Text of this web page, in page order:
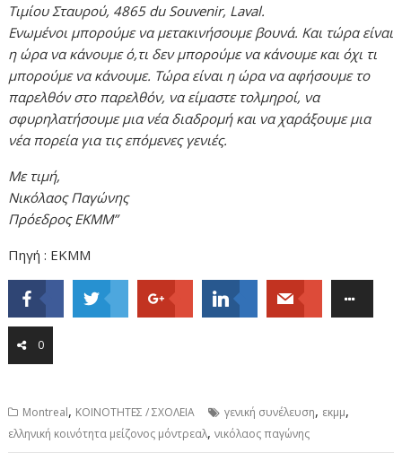
Τιμίου Σταυρού, 4865 du Souvenir, Laval.
Ενωμένοι μπορούμε να μετακινήσουμε βουνά. Και τώρα είναι
η ώρα να κάνουμε ό,τι δεν μπορούμε να κάνουμε και όχι τι
μπορούμε να κάνουμε. Τώρα είναι η ώρα να αφήσουμε το
παρελθόν στο παρελθόν, να είμαστε τολμηροί, να
σφυρηλατήσουμε μια νέα διαδρομή και να χαράξουμε μια
νέα πορεία για τις επόμενες γενιές.
Με τιμή,
Νικόλαος Παγώνης
Πρόεδρος ΕΚΜΜ”
Πηγή : ΕΚΜΜ
0
Montreal, ΚΟΙΝΟΤΗΤΕΣ / ΣΧΟΛΕΙΑ γενική συνέλευση, εκμμ,
ελληνική κοινότητα μείζονος μόντρεαλ,νικόλαος παγώνης